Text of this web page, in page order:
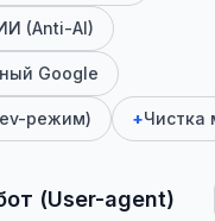
(Anti-AI)
Google
режим) +Чистка
(User-agent)